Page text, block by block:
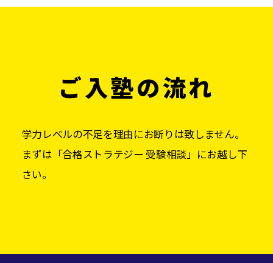
ご入塾の流れ
学力レベルの不足を理由にお断りは致しません。
まずは「合格ストラテジー 受験相談」にお越し下
さい。